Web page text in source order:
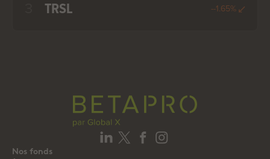
TRSL --1.65%
Nos fonds